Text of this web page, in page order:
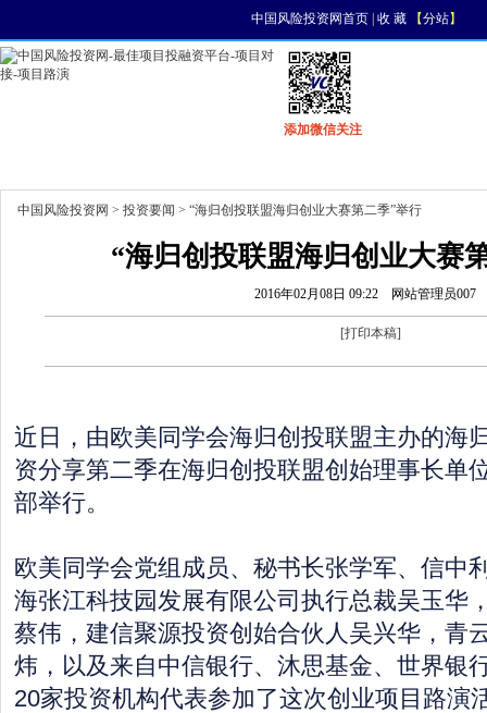
中国风险投资网首页| 收 藏【分站】
添加微信关注
中国风险投资网 > 投资要闻 > “海归创投联盟海归创业大赛第二季”举行
“海归创投联盟海归创业大赛
2016年02月08日 09:22 网站管理员007
[打印本稿]
近日，由欧美同学会海归创投联盟主办的海
资分享第二季在海归创投联盟创始理事长
部举行。
欧美同学会党组成员、秘书长张学军、信中
海张江科技园发展有限公司执行总裁吴玉华
蔡伟，建信聚源投资创始合伙人吴兴华，青
炜，以及来自中信银行、沐思基金、世界银
20家投资机构代表参加了这次创业项目路演